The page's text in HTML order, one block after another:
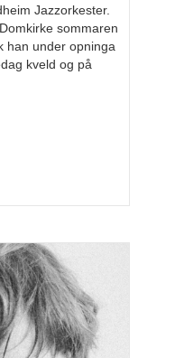
Jazzorkester.
sommaren
han under opninga
kveld og på